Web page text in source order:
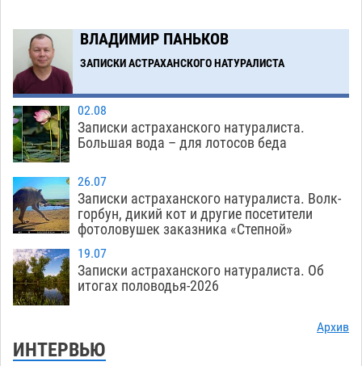
астраханской логистической компании в 400
тысяч рублей
ВЛАДИМИР ПАНЬКОВ
ЗАПИСКИ АСТРАХАНСКОГО НАТУРАЛИСТА
02.08
Записки астраханского натуралиста.
Большая вода – для лотосов беда
26.07
Записки астраханского натуралиста. Волк-
горбун, дикий кот и другие посетители
фотоловушек заказника «Степной»
19.07
Записки астраханского натуралиста. Об
итогах половодья-2026
Архив
ИНТЕРВЬЮ